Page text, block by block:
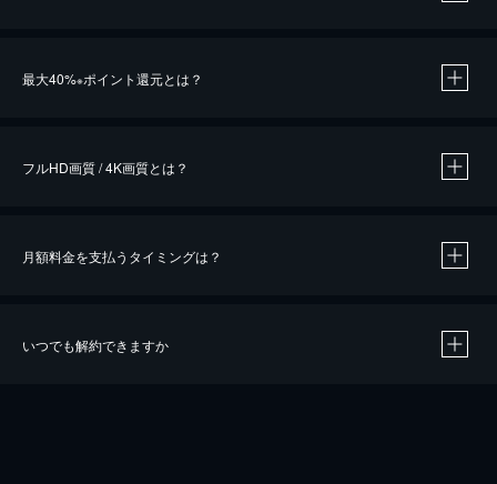
最大40%※ポイント還元とは？
※40％ポイント還元の対象は、クレジットカード決済による作品の購入 / レンタルです。
フルHD画質 / 4K画質とは？
月額料金を支払うタイミングは？
いつでも解約できますか